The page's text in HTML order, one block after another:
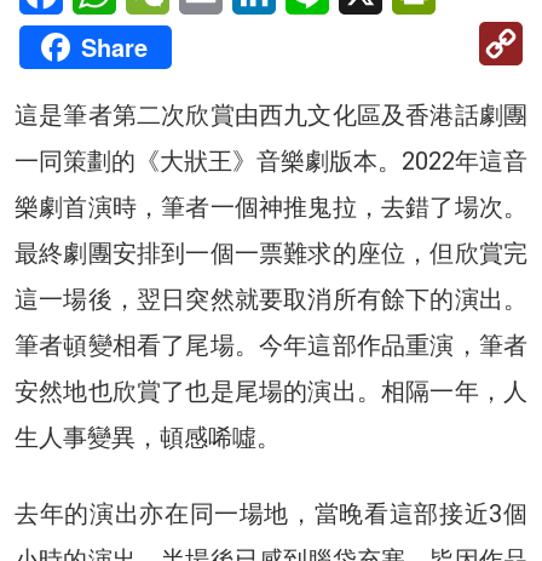
Share
這是筆者第二次欣賞由西九文化區及香港話劇團
一同策劃的《大狀王》音樂劇版本。2022年這音
樂劇首演時，筆者一個神推鬼拉，去錯了場次。
最終劇團安排到一個一票難求的座位，但欣賞完
這一場後，翌日突然就要取消所有餘下的演出。
筆者頓變相看了尾場。今年這部作品重演，筆者
安然地也欣賞了也是尾場的演出。相隔一年，人
生人事變異，頓感唏噓。
去年的演出亦在同一場地，當晚看這部接近3個